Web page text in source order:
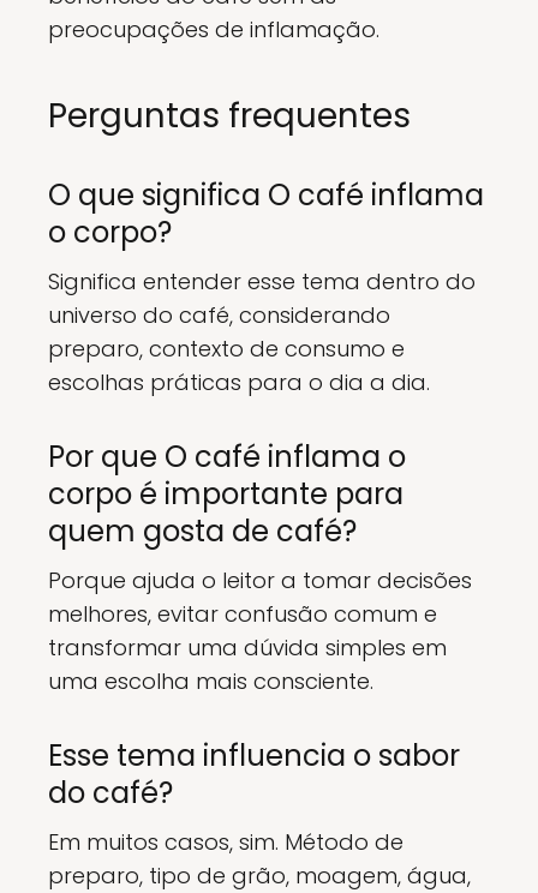
preocupações de inflamação.
Perguntas frequentes
O que significa O café inflama
o corpo?
Significa entender esse tema dentro do
universo do café, considerando
preparo, contexto de consumo e
escolhas práticas para o dia a dia.
Por que O café inflama o
corpo é importante para
quem gosta de café?
Porque ajuda o leitor a tomar decisões
melhores, evitar confusão comum e
transformar uma dúvida simples em
uma escolha mais consciente.
Esse tema influencia o sabor
do café?
Em muitos casos, sim. Método de
preparo, tipo de grão, moagem, água,